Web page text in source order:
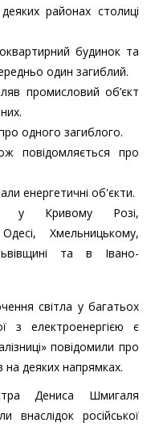
районах столиці
будинок та
один загиблий.
промисловий об’єкт
одного загиблого.
повідомляється про
енергетичні об'єкти.
у Кривому Розі,
Хмельницькому,
та в Івано-
світла у багатьох
з електроенергією є
повідомили про
на деяких напрямках.
Дениса Шмигаля
внаслідок російської